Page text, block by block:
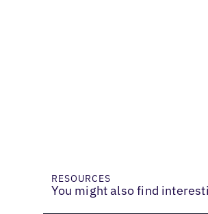
RESOURCES
You might also find